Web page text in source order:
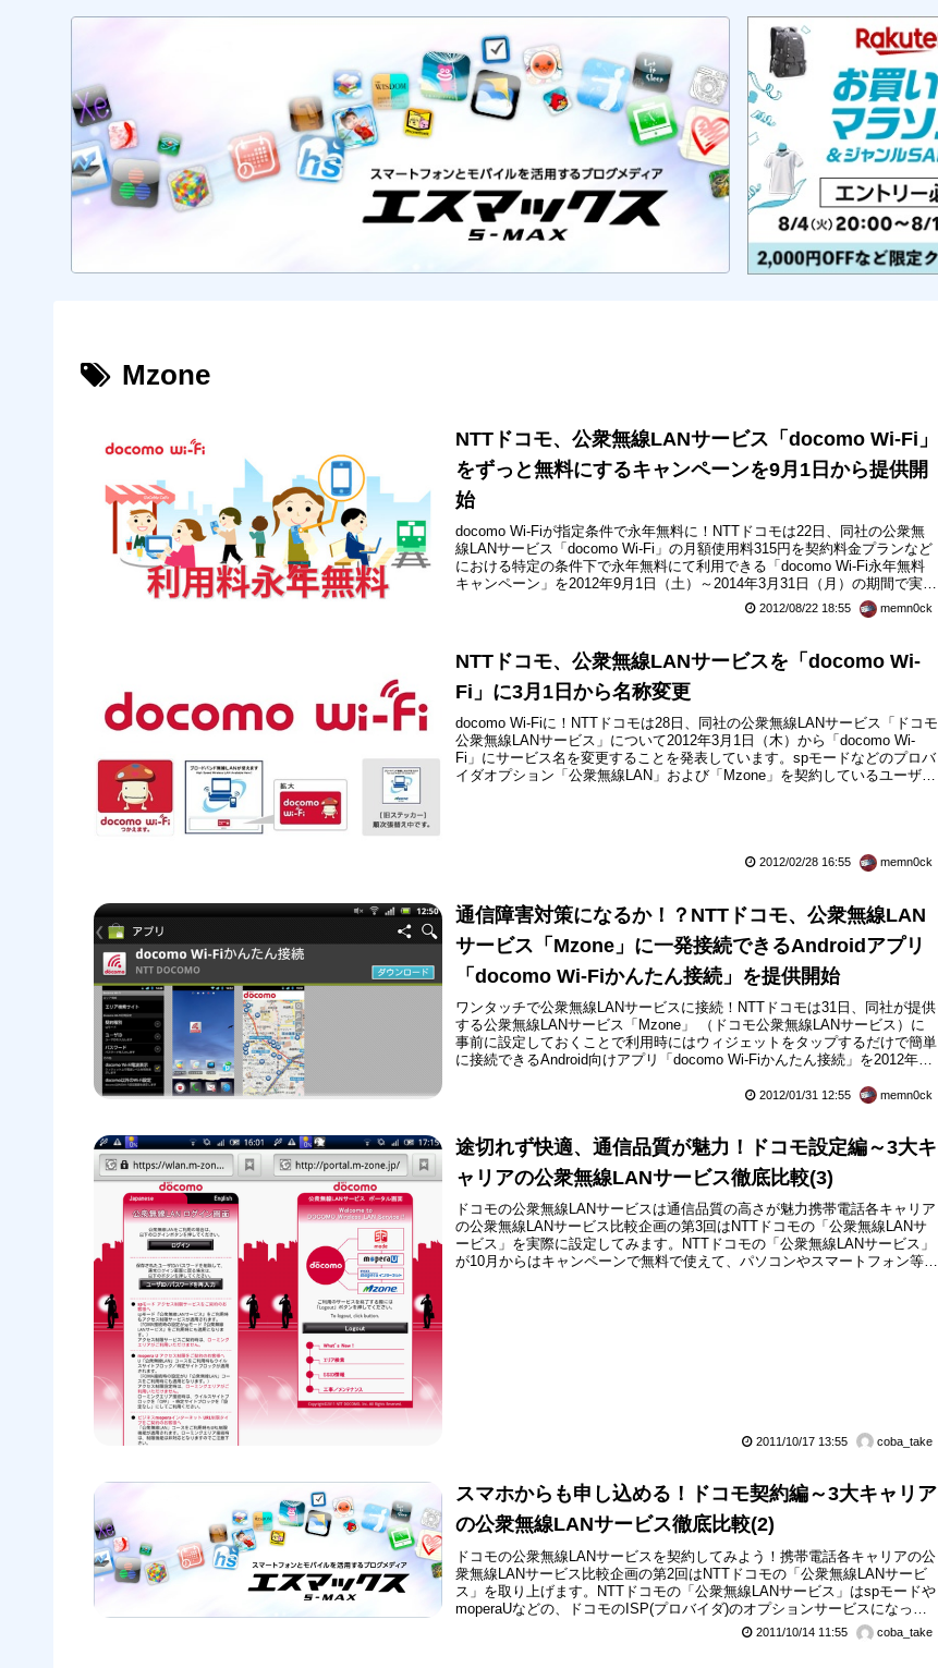
Mzone
NTTドコモ、公衆無線LANサービス「docomo Wi-Fi」
をずっと無料にするキャンペーンを9月1日から提供開
始
docomo Wi-Fiが指定条件で永年無料に！NTTドコモは22日、同社の公衆無
線LANサービス「docomo Wi-Fi」の月額使用料315円を契約料金プランなど
における特定の条件下で永年無料にて利用できる「docomo Wi-Fi永年無料
キャンペーン」を2012年9月1日（土）～2014年3月31日（月）の期間で実施
することを発表しています。特定条件を維持する限り、上記期間終了後も月
額使用料は無料となります。これまでドコモでは、docomo Wi-Fiを2013年3
2012/08/22 18:55 memn0ck
NTTドコモ、公衆無線LANサービスを「docomo Wi-
Fi」に3月1日から名称変更
docomo Wi-Fiに！NTTドコモは28日、同社の公衆無線LANサービス「ドコモ
公衆無線LANサービス」について2012年3月1日（木）から「docomo Wi-
Fi」にサービス名を変更することを発表しています。spモードなどのプロバ
イダオプション「公衆無線LAN」および「Mzone」を契約しているユーザー
2012/02/28 16:55 memn0ck
通信障害対策になるか！？NTTドコモ、公衆無線LAN
サービス「Mzone」に一発接続できるAndroidアプリ
「docomo Wi-Fiかんたん接続」を提供開始
ワンタッチで公衆無線LANサービスに接続！NTTドコモは31日、同社が提供
する公衆無線LANサービス「Mzone」 （ドコモ公衆無線LANサービス）に
事前に設定しておくことで利用時にはウィジェットをタップするだけで簡単
に接続できるAndroid向けアプリ「docomo Wi-Fiかんたん接続」を2012年1
は無料。docomo Wi-Fiかんたん接続は事前にユーザーIDおよびパスワード
2012/01/31 12:55 memn0ck
途切れず快適、通信品質が魅力！ドコモ設定編～3大キ
ャリアの公衆無線LANサービス徹底比較(3)
ドコモの公衆無線LANサービスは通信品質の高さが魅力携帯電話各キャリア
の公衆無線LANサービス比較企画の第3回はNTTドコモの「公衆無線LANサ
ービス」を実際に設定してみます。NTTドコモの「公衆無線LANサービス」
が10月からはキャンペーンで無料で使えて、パソコンやスマートフォン等
2011/10/17 13:55 coba_take
スマホからも申し込める！ドコモ契約編～3大キャリア
の公衆無線LANサービス徹底比較(2)
ドコモの公衆無線LANサービスを契約してみよう！携帯電話各キャリアの公
衆無線LANサービス比較企画の第2回はNTTドコモの「公衆無線LANサービ
ス」を取り上げます。NTTドコモの「公衆無線LANサービス」はspモードや
moperaUなどの、ドコモのISP(プロバイダ)のオプションサービスになって
います。10月からはキャンペーンで無料で使えます。今回は改めてドコモの
サービスの特徴について取り上げると共に、契約の方法などを紹介します。
2011/10/14 11:55 coba_take